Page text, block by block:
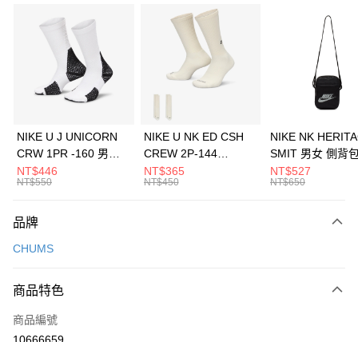
3 期 0 利率 每期 21家銀行
合作金庫商業銀行
第一商業銀行
華南商業銀行
彰化商業銀行
上海商業儲蓄銀行
元大商業銀行
台灣樂天信用卡公司
Apple Pay
全盈+PAY
AFTEE先享後付
【關於「AFTEE先享後付」】
便利好安心！
３．安心：先確認商品／服務後，再付款。
【「AFTEE先享後付」結帳流程】
１．於結帳方式選擇「AFTEE先享後付」後，將跳轉至「AFTEE先享後付」
運送方式
每筆NT$100，滿NT$1,500(含以上)免運費
宅配
NIKE U J UNICORN
CRW 1PR -160 男女
中統襪 FZ3393100
NT$446
NT$550
NIKE U NK ED CSH
CREW 2P-144
EMBRDY 男女 短統襪
FZ3073133
NT$365
NT$450
NIKE NK
SMIT 男女 側背
BA5871010
NT$527
NT$650
品牌
CHUMS
商品特色
商品編號
10666659